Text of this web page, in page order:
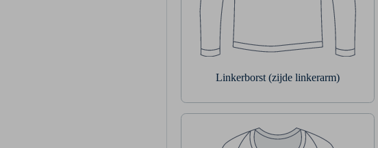
Linkerborst (zijde linkerarm)